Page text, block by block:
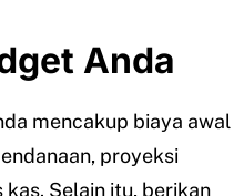
Anda
mencakup biaya awal
proyeksi
Selain itu, berikan